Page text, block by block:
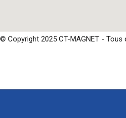
© Copyright 2025 CT-MAGNET - Tous